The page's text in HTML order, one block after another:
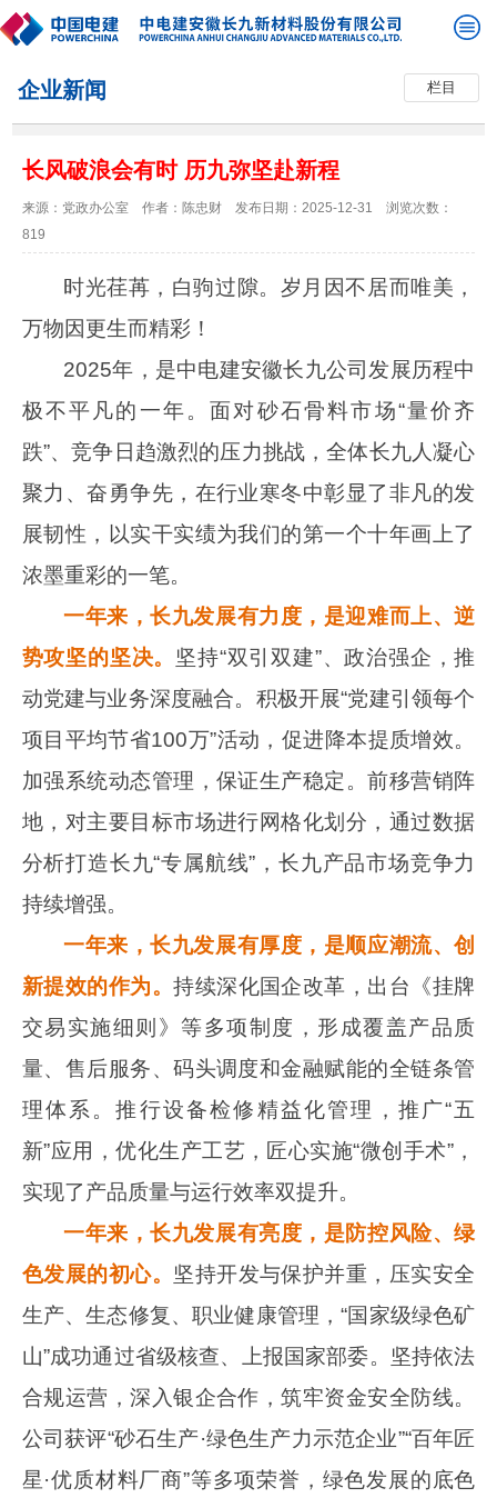
栏目
企业新闻
长风破浪会有时 历九弥坚赴新程
来源：党政办公室 作者：陈忠财 发布日期：2025-12-31
浏览次数：
819
时光荏苒，白驹过隙。岁月因不居而唯美，
万物因更生而精彩！
2025年，是中电建安徽长九公司发展历程中
极不平凡的一年。面对砂石骨料市场“量价齐
跌”、竞争日趋激烈的压力挑战，全体长九人凝心
聚力、奋勇争先，在行业寒冬中彰显了非凡的发
展韧性，以实干实绩为我们的第一个十年画上了
浓墨重彩的一笔。
一年来，长九发展有力度，是迎难而上、逆
势攻坚的坚决。 坚持“双引双建”、政治强企，推
动党建与业务深度融合。积极开展“党建引领每个
项目平均节省100万”活动，促进降本提质增效。
加强系统动态管理，保证生产稳定。前移营销阵
地，对主要目标市场进行网格化划分，通过数据
分析打造长九“专属航线”，长九产品市场竞争力
持续增强。
一年来，长九发展有厚度，是顺应潮流、创
新提效的作为。持续深化国企改革，出台《挂牌
交易实施细则》等多项制度，形成覆盖产品质
量、售后服务、码头调度和金融赋能的全链条管
理体系。推行设备检修精益化管理，推广“五
新”应用，优化生产工艺，匠心实施“微创手术”，
实现了产品质量与运行效率双提升。
一年来，长九发展有亮度， 是防控风险、绿
色发展的初心。 坚持开发与保护并重，压实安全
生产、生态修复、职业健康管理，“国家级绿色矿
山”成功通过省级核查、上报国家部委。坚持依法
合规运营，深入银企合作，筑牢资金安全防线。
公司获评“砂石生产·绿色生产力示范企业”“百年匠
星·优质材料厂商”等多项荣誉，绿色发展的底色